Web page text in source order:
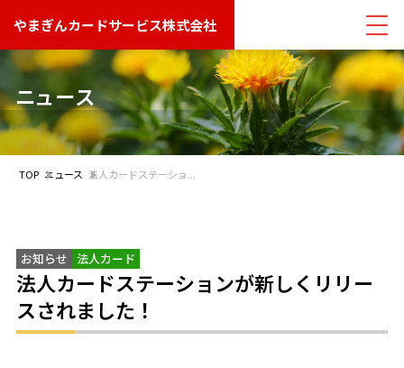
やまぎんカードサービス株式会社
ニュース
TOP ニュース 法人カードステーショ...
お知らせ 法人カード
法人カードステーションが新しくリリー
スされました！